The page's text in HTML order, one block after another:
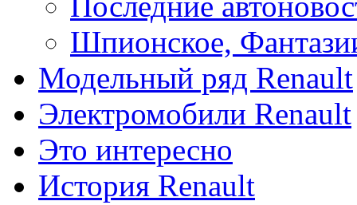
Шпионское,
Модельный ряд Renault
Электромобили Renault
Это интересно
История Renault